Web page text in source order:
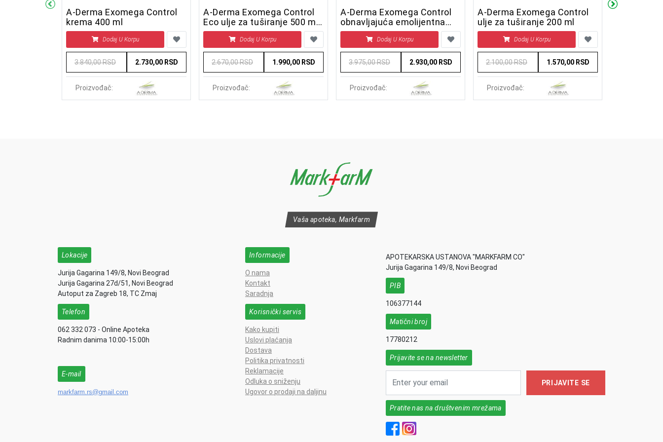
sprej 100
A-Derma Exomega Control
krema 400 ml
Dodaj U Korpu
3.840,00 RSD 2.730,00 RSD
Proizvođač:
A-Derma Exomega Control
Eco ulje za tuširanje 500 ml
REFILL
Dodaj U Korpu
2.670,00 RSD 1.990,00 RSD
Proizvođač:
A-Derma Exomega Control
obnavljajuća emolijentna
noćna krema 400 ml
Dodaj U Korpu
3.975,00 RSD 2.930,00 RSD
Proizvođač:
A-Derma Exomega Control
ulje za tuširanje 200 ml
Dodaj U Korpu
2.100,00 RSD 1.570,00 RSD
Proizvođač:
A-Derma
Vaša apoteka, Markfarm
Lokacije
Jurija Gagarina 149/8, Novi Beograd
Jurija Gagarina 27d/51, Novi Beograd
Autoput za Zagreb 18, TC Zmaj
Telefon
062 332 073 - Online Apoteka
Radnim danima 10:00-15:00h
E-mail
markfarm.rs@gmail.com
Informacije
O nama
Kontakt
Saradnja
Korisnički servis
Kako kupiti
Uslovi plaćanja
Dostava
Politika privatnosti
Reklamacije
Odluka o sniženju
Ugovor o prodaji na daljinu
APOTEKARSKA USTANOVA "MARKFARM CO"
Jurija Gagarina 149/8, Novi Beograd
PIB
106377144
Matični broj
17780212
Prijavite se na newsletter
PRIJAVITE SE
Pratite nas na društvenim mrežama